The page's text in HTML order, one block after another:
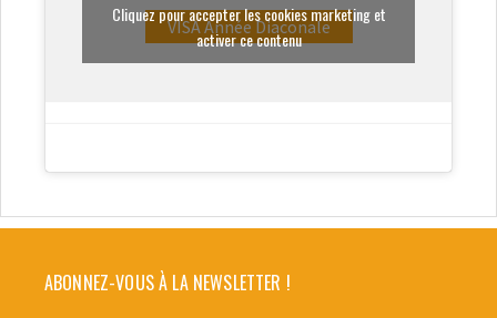
VISA Année Diaconale
Cliquez pour accepter les cookies marketing et
activer ce contenu
ABONNEZ-VOUS À LA NEWSLETTER !